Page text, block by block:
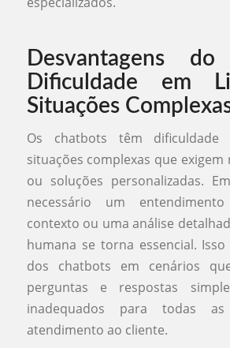
Desvantagens
Dificuldade em
Situações
Os chatbots têm
situações complexas que
ou soluções personalizadas.
necessário um
contexto ou uma análise
humana se torna essencial.
dos chatbots em cenários
perguntas e respostas
inadequados para todas
atendimento ao cliente.